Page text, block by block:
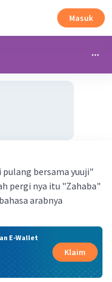
Masuk
pulang bersama yuuji"
pergi nya itu "Zahaba"
arabnya
E-Wallet
Klaim